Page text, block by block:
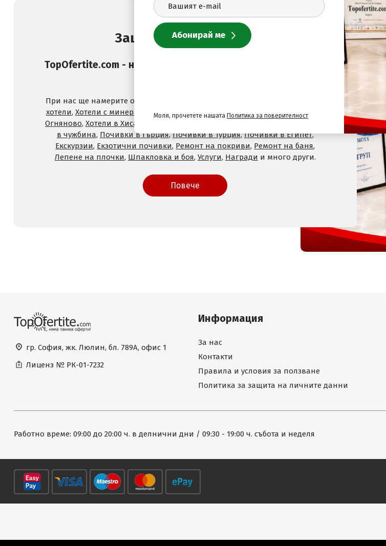
Защо да изберете нас
TopOfertite.com - най-предпочитан онлайн сайт за почивки
При нас ще намерите оферти за
хотели, Хотели с минерален басейн,Хотели във Велинград,Хотели в село
Огняново, Хотели в Хисаря
в чужбина, Почивки в Гърция,Почивки в Турция,Почивки в Египет,
Екскурзии, Екзотични почивки, Ремонт на покриви, Ремонт на баня,
Лепене на плочки, Шпакловка и боя, Услуги, Награди и много други.
Повече
гр. София, жк. Люлин, бл. 789А, офис 1
Лиценз № РК-01-7232
Информация
За нас
Контакти
Правила и условия за ползване
Политика за защита на личните данни
Работно време: 09:00 до 20:00 ч. в делнични дни / 09:30 - 19:00 ч. събота и неделя
Моля, прочетете нашата Политика за поверителност